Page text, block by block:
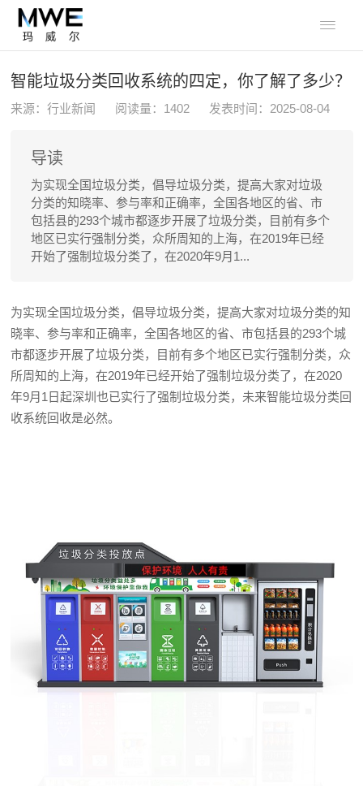

智能垃圾分类回收系统的四定，你了解了多少？
来源：行业新闻 阅读量： 1402 发表时间：2025-08-04
导读
为实现全国垃圾分类，倡导垃圾分类，提高大家对垃圾
分类的知晓率、参与率和正确率，全国各地区的省、市
包括县的293个城市都逐步开展了垃圾分类，目前有多个
地区已实行强制分类，众所周知的上海，在2019年已经
开始了强制垃圾分类了，在2020年9月1...
为实现全国垃圾分类，倡导垃圾分类，提高大家对垃圾分类的知
晓率、参与率和正确率，全国各地区的省、市包括县的293个城
市都逐步开展了垃圾分类，目前有多个地区已实行强制分类，众
所周知的上海，在2019年已经开始了强制垃圾分类了，在2020
年9月1日起深圳也已实行了强制垃圾分类，未来智能垃圾分类回
收系统回收是必然。